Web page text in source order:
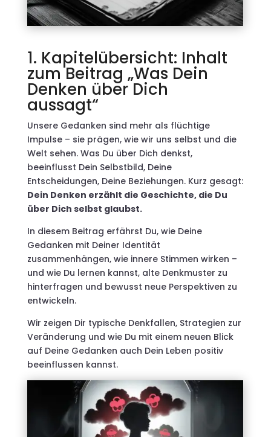
1. Kapitelübersicht: Inhalt
zum Beitrag „Was Dein
Denken über Dich
aussagt“
Unsere Gedanken sind mehr als flüchtige
Impulse – sie prägen, wie wir uns selbst und die
Welt sehen. Was Du über Dich denkst,
beeinflusst Dein Selbstbild, Deine
Entscheidungen, Deine Beziehungen. Kurz gesagt:
Dein Denken erzählt die Geschichte, die Du
über Dich selbst glaubst.
In diesem Beitrag erfährst Du, wie Deine
Gedanken mit Deiner Identität
zusammenhängen, wie innere Stimmen wirken –
und wie Du lernen kannst, alte Denkmuster zu
hinterfragen und bewusst neue Perspektiven zu
entwickeln.
Wir zeigen Dir typische Denkfallen, Strategien zur
Veränderung und wie Du mit einem neuen Blick
auf Deine Gedanken auch Dein Leben positiv
beeinflussen kannst.